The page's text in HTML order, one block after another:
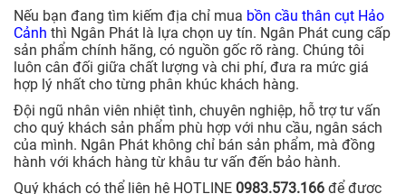
Nếu bạn đang tìm kiếm địa chỉ mua bồn cầu thân cụt Hảo
Cảnh thì Ngân Phát là lựa chọn uy tín. Ngân Phát cung cấp
sản phẩm chính hãng, có nguồn gốc rõ ràng. Chúng tôi
luôn cân đối giữa chất lượng và chi phí, đưa ra mức giá
hợp lý nhất cho từng phân khúc khách hàng.
Đội ngũ nhân viên nhiệt tình, chuyên nghiệp, hỗ trợ tư vấn
cho quý khách sản phẩm phù hợp với nhu cầu, ngân sách
của mình. Ngân Phát không chỉ bán sản phẩm, mà đồng
hành với khách hàng từ khâu tư vấn đến bảo hành.
Quý khách có thể liên hệ HOTLINE 0983.573.166 để được